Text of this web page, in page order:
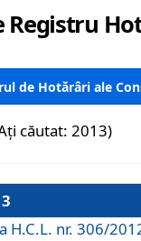
Registru
de Hotărâri ale
căutat: 2013)
H.C.L. nr. 306/